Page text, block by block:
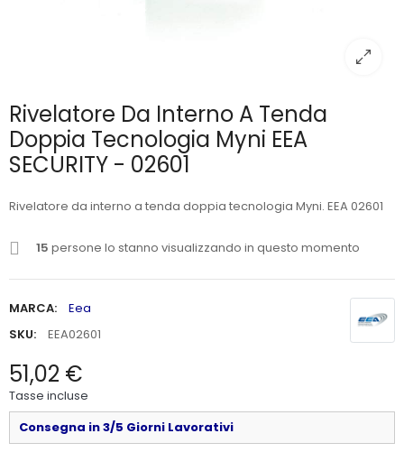
Rivelatore Da Interno A Tenda
Doppia Tecnologia Myni EEA
SECURITY - 02601
Rivelatore da interno a tenda doppia tecnologia Myni. EEA 02601
15 persone lo stanno visualizzando in questo momento
MARCA:
Eea
SKU:
EEA02601
51,02 €
Tasse incluse
Consegna in 3/5 Giorni Lavorativi